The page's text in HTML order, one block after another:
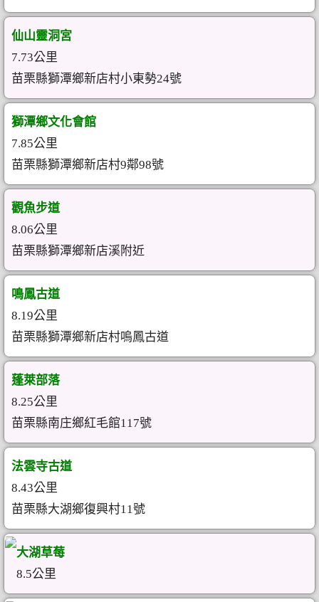
仙山靈洞宮
7.73公里
苗栗縣獅潭鄉新店村小東勢24號
獅潭鄉文化會館
7.85公里
苗栗縣獅潭鄉新店村9鄰98號
觀魚步道
8.06公里
苗栗縣獅潭鄉新店溪附近
鳴鳳古道
8.19公里
苗栗縣獅潭鄉新店村嗚鳳古道
蓬萊部落
8.25公里
苗栗縣南庄鄉紅毛館117號
法雲寺古道
8.43公里
苗栗縣大湖鄉復興村11號
大湖草莓
8.5公里